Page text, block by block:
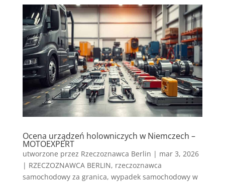
Ocena urządzeń holowniczych w Niemczech –
MOTOEXPERT
utworzone przez Rzeczoznawca Berlin | mar 3, 2026
| RZECZOZNAWCA BERLIN, rzeczoznawca
samochodowy za granica, wypadek samochodowy w